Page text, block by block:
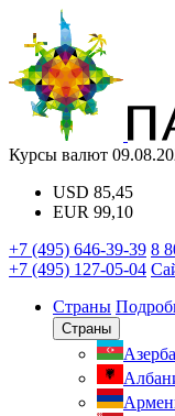
Курсы валют
USD 85,45
EUR 99,10
+7 (495) 646-39-39 8
+7 (495) 127-05-04
Страны
Страны